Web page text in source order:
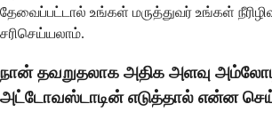
தேவைப்பட்டால் உங்கள் மருத்துவர் உங்கள்
சரிசெய்யலாம்.
நான் தவறுதலாக அதிக அளவு
அட்டோவஸ்டாடின் எடுத்தால் என்ன